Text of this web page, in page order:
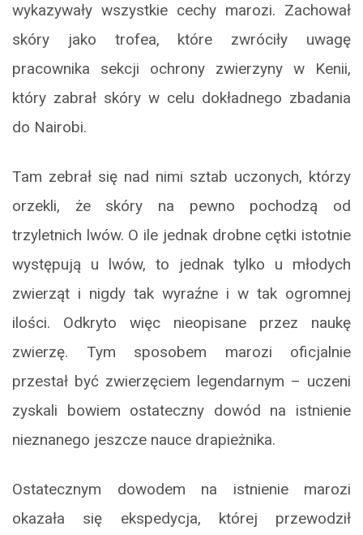
wykazywały wszystkie cechy marozi. Zachował
skóry jako trofea, które zwróciły uwagę
pracownika sekcji ochrony zwierzyny w Kenii,
który zabrał skóry w celu dokładnego zbadania
do Nairobi.
Tam zebrał się nad nimi sztab uczonych, którzy
orzekli, że skóry na pewno pochodzą od
trzyletnich lwów. O ile jednak drobne cętki istotnie
występują u lwów, to jednak tylko u młodych
zwierząt i nigdy tak wyraźne i w tak ogromnej
ilości. Odkryto więc nieopisane przez naukę
zwierzę. Tym sposobem marozi oficjalnie
przestał być zwierzęciem legendarnym – uczeni
zyskali bowiem ostateczny dowód na istnienie
nieznanego jeszcze nauce drapieżnika.
Ostatecznym dowodem na istnienie marozi
okazała się ekspedycja, której przewodził